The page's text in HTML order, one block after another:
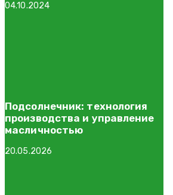
04.10.2024
Подсолнечник: технология
производства и управление
масличностью
20.05.2026